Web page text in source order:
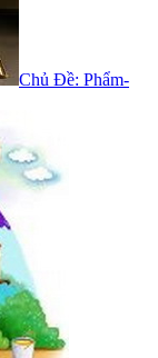
Chủ Đề: Phẩm-